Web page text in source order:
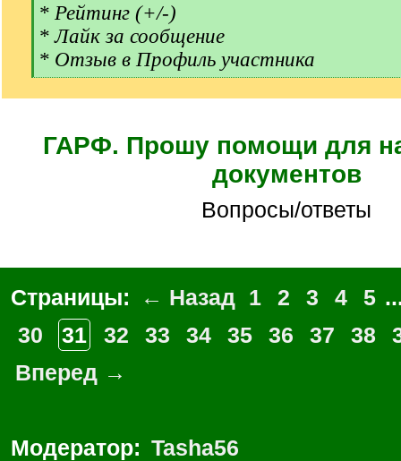
[
]
* Рейтинг (+/-)
* Лайк за сообщение
* Отзыв в Профиль участника
[
/
ГАРФ. Прошу помощи для
документов
Вопросы/ответы
Страницы: ← Назад 1 2 3 4 5
30
31 32 33 34 35 36 37 38
Вперед →
Модератор: Tasha56